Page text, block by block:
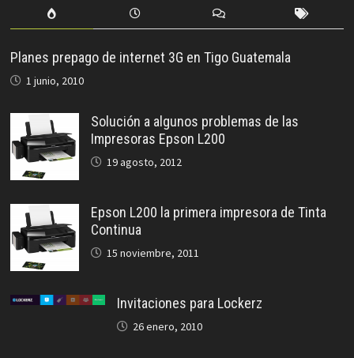
Planes prepago de internet 3G en Tigo Guatemala
1 junio, 2010
Solución a algunos problemas de las
Impresoras Epson L200
19 agosto, 2012
Epson L200 la primera impresora de Tinta
Continua
15 noviembre, 2011
Invitaciones para Lockerz
26 enero, 2010